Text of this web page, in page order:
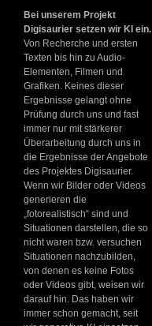
Bei unserem Projekt
Digisaurier setzen wir KI ein.
Von Recherche und ersten
Texten bis hin zu Audio-
Elementen, Filmen und
Grafiken. Keines dieser
Ergebnisse gelangt ohne
Prüfung durch uns und fast
immer nur mit stärkerer
Überarbeitung durch uns in
die Ergebnisse der Angebote
des Projektes Digisaurier.
Wenn wir Bilder oder Videos
generieren die
„fotorealistisch“ sind und
Situationen darstellen, die so
nicht waren bzw. versuchen
Situationen nachzubilden,
von denen es keine Fotos
oder Videos gibt, weisen wir
darauf hin. Das haben wir
immer schon gemacht, seit